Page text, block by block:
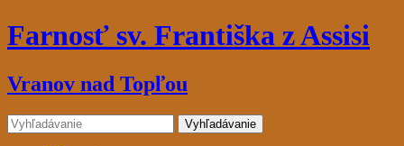
Farnosť sv. Františka z Assisi
Vranov nad Topľou